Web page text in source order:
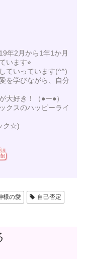
年2月から1年1か月
います⭐︎
ていっています(^^)
を学びながら、自分
大好き！（●ー●）
クスのハッピーライ
ク☆)
様の愛
自己否定